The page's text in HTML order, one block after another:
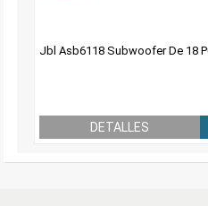
Jbl Asb6118 Subwoofer De 18
DETALLES